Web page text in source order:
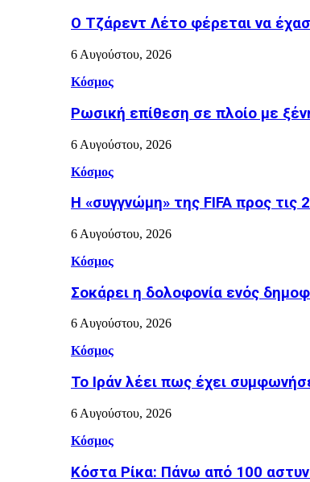
Ο Τζάρεντ Λέτο φέρεται να
6 Αυγούστου, 2026
Κόσμος
Ρωσική επίθεση σε πλοίο με
6 Αυγούστου, 2026
Κόσμος
Η «συγγνώμη» της FIFA προς τις
6 Αυγούστου, 2026
Κόσμος
Σοκάρει η δολοφονία ενός
6 Αυγούστου, 2026
Κόσμος
Το Ιράν λέει πως έχει
6 Αυγούστου, 2026
Κόσμος
Κόστα Ρίκα: Πάνω από 100